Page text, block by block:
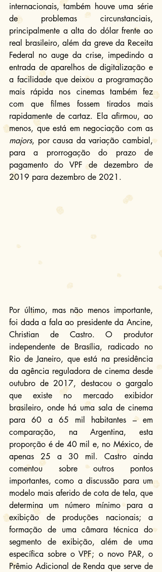
internacionais, também houve uma série
de problemas circunstanciais,
principalmente a alta do dólar frente ao
real brasileiro, além da greve da Receita
Federal no auge da crise, impedindo a
entrada de aparelhos de digitalização e
a facilidade que deixou a programação
mais rápida nos cinemas também fez
com que filmes fossem tirados mais
rapidamente de cartaz. Ela afirmou, ao
majors, por causa da variação cambial,
para a prorrogação do prazo de
pagamento do VPF de dezembro de
2019 para dezembro de 2021.
Por último, mas não menos importante,
foi dada a fala ao presidente da Ancine,
Christian de Castro. O produtor
independente de Brasília, radicado no
Rio de Janeiro, que está na presidência
da agência reguladora de cinema desde
outubro de 2017, destacou o gargalo
que existe no mercado exibidor
brasileiro, onde há uma sala de cinema
para 60 a 65 mil habitantes – em
comparação, na Argentina, esta
proporção é de 40 mil e, no México, de
apenas 25 a 30 mil. Castro ainda
comentou sobre outros pontos
importantes, como a discussão para um
modelo mais aferido de cota de tela, que
determina um número mínimo para a
exibição de produções nacionais; a
formação de uma câmara técnica do
segmento de exibição, além de uma
específica sobre o VPF; o novo PAR, o
Prêmio Adicional de Renda que serve de